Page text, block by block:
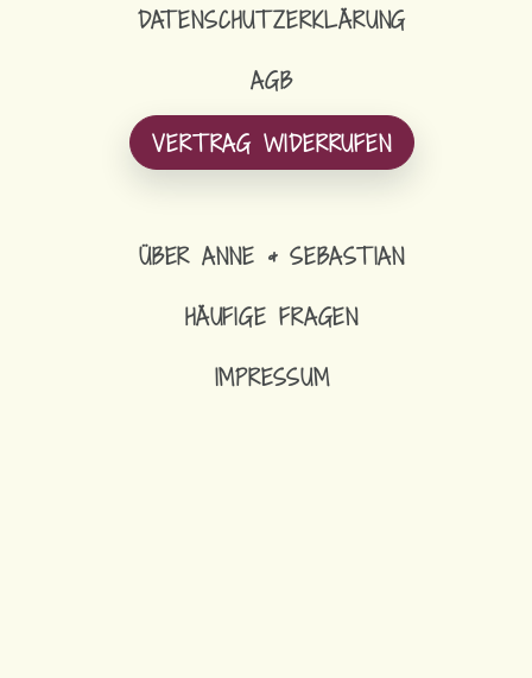
DATENSCHUTZERKLÄRUNG
AGB
VERTRAG WIDERRUFEN
ÜBER ANNE & SEBASTIAN
HÄUFIGE FRAGEN
IMPRESSUM